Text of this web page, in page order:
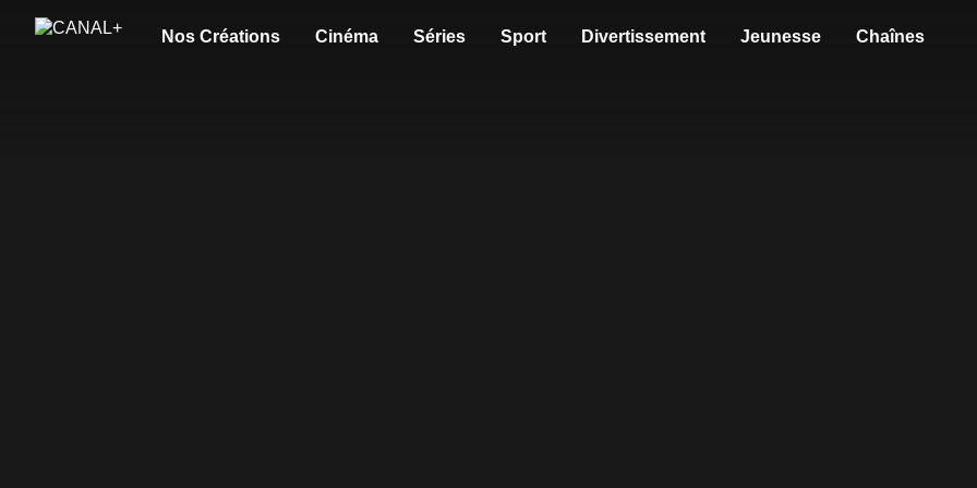
Nos Créations Cinéma Séries Sport Divertissement Jeunesse Chaînes